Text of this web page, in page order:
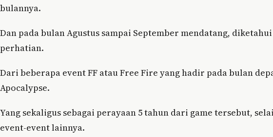
bulannya.
Dan pada bulan Agustus sampai September mendatang,
perhatian.
Dari beberapa event FF atau Free Fire yang hadir pada bulan
Apocalypse.
Yang sekaligus sebagai perayaan 5 tahun dari game tersebut,
event-event lainnya.